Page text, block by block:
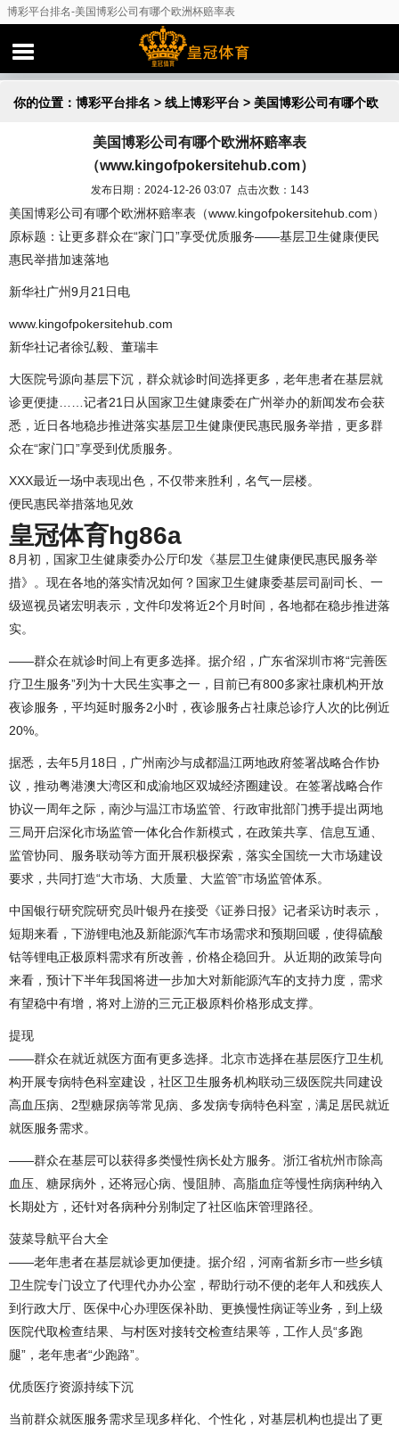
博彩平台排名-美国博彩公司有哪个欧洲杯赔率表
（www.kingofpokersitehub.com）
你的位置： 博彩平台排名 > 线上博彩平台 > 美国博彩公司有哪个欧
洲杯赔率表（www.kingofpokersitehub.com）
美国博彩公司有哪个欧洲杯赔率表
（www.kingofpokersitehub.com）
发布日期：2024-12-26 03:07 点击次数：143
美国博彩公司有哪个欧洲杯赔率表（www.kingofpokersitehub.com）
原标题：让更多群众在“家门口”享受优质服务——基层卫生健康便民
惠民举措加速落地
新华社广州9月21日电
www.kingofpokersitehub.com
新华社记者徐弘毅、董瑞丰
大医院号源向基层下沉，群众就诊时间选择更多，老年患者在基层就
诊更便捷……记者21日从国家卫生健康委在广州举办的新闻发布会获
悉，近日各地稳步推进落实基层卫生健康便民惠民服务举措，更多群
众在“家门口”享受到优质服务。
XXX最近一场中表现出色，不仅带来胜利，名气一层楼。
便民惠民举措落地见效
皇冠体育hg86a
8月初，国家卫生健康委办公厅印发《基层卫生健康便民惠民服务举
措》。现在各地的落实情况如何？国家卫生健康委基层司副司长、一
级巡视员诸宏明表示，文件印发将近2个月时间，各地都在稳步推进落
实。
——群众在就诊时间上有更多选择。据介绍，广东省深圳市将“完善医
疗卫生服务”列为十大民生实事之一，目前已有800多家社康机构开放
夜诊服务，平均延时服务2小时，夜诊服务占社康总诊疗人次的比例近
20%。
据悉，去年5月18日，广州南沙与成都温江两地政府签署战略合作协
议，推动粤港澳大湾区和成渝地区双城经济圈建设。在签署战略合作
协议一周年之际，南沙与温江市场监管、行政审批部门携手提出两地
三局开启深化市场监管一体化合作新模式，在政策共享、信息互通、
监管协同、服务联动等方面开展积极探索，落实全国统一大市场建设
要求，共同打造“大市场、大质量、大监管”市场监管体系。
中国银行研究院研究员叶银丹在接受《证券日报》记者采访时表示，
短期来看，下游锂电池及新能源汽车市场需求和预期回暖，使得硫酸
钴等锂电正极原料需求有所改善，价格企稳回升。从近期的政策导向
来看，预计下半年我国将进一步加大对新能源汽车的支持力度，需求
有望稳中有增，将对上游的三元正极原料价格形成支撑。
提现
——群众在就近就医方面有更多选择。北京市选择在基层医疗卫生机
构开展专病特色科室建设，社区卫生服务机构联动三级医院共同建设
高血压病、2型糖尿病等常见病、多发病专病特色科室，满足居民就近
就医服务需求。
——群众在基层可以获得多类慢性病长处方服务。浙江省杭州市除高
血压、糖尿病外，还将冠心病、慢阻肺、高脂血症等慢性病病种纳入
长期处方，还针对各病种分别制定了社区临床管理路径。
菠菜导航平台大全
——老年患者在基层就诊更加便捷。据介绍，河南省新乡市一些乡镇
卫生院专门设立了代理代办办公室，帮助行动不便的老年人和残疾人
到行政大厅、医保中心办理医保补助、更换慢性病证等业务，到上级
医院代取检查结果、与村医对接转交检查结果等，工作人员“多跑
腿”，老年患者“少跑路”。
优质医疗资源持续下沉
当前群众就医服务需求呈现多样化、个性化，对基层机构也提出了更